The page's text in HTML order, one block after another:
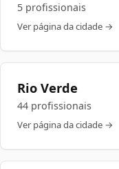
5 profissionais
Ver página da cidade →
Rio Verde
44 profissionais
Ver página da cidade →